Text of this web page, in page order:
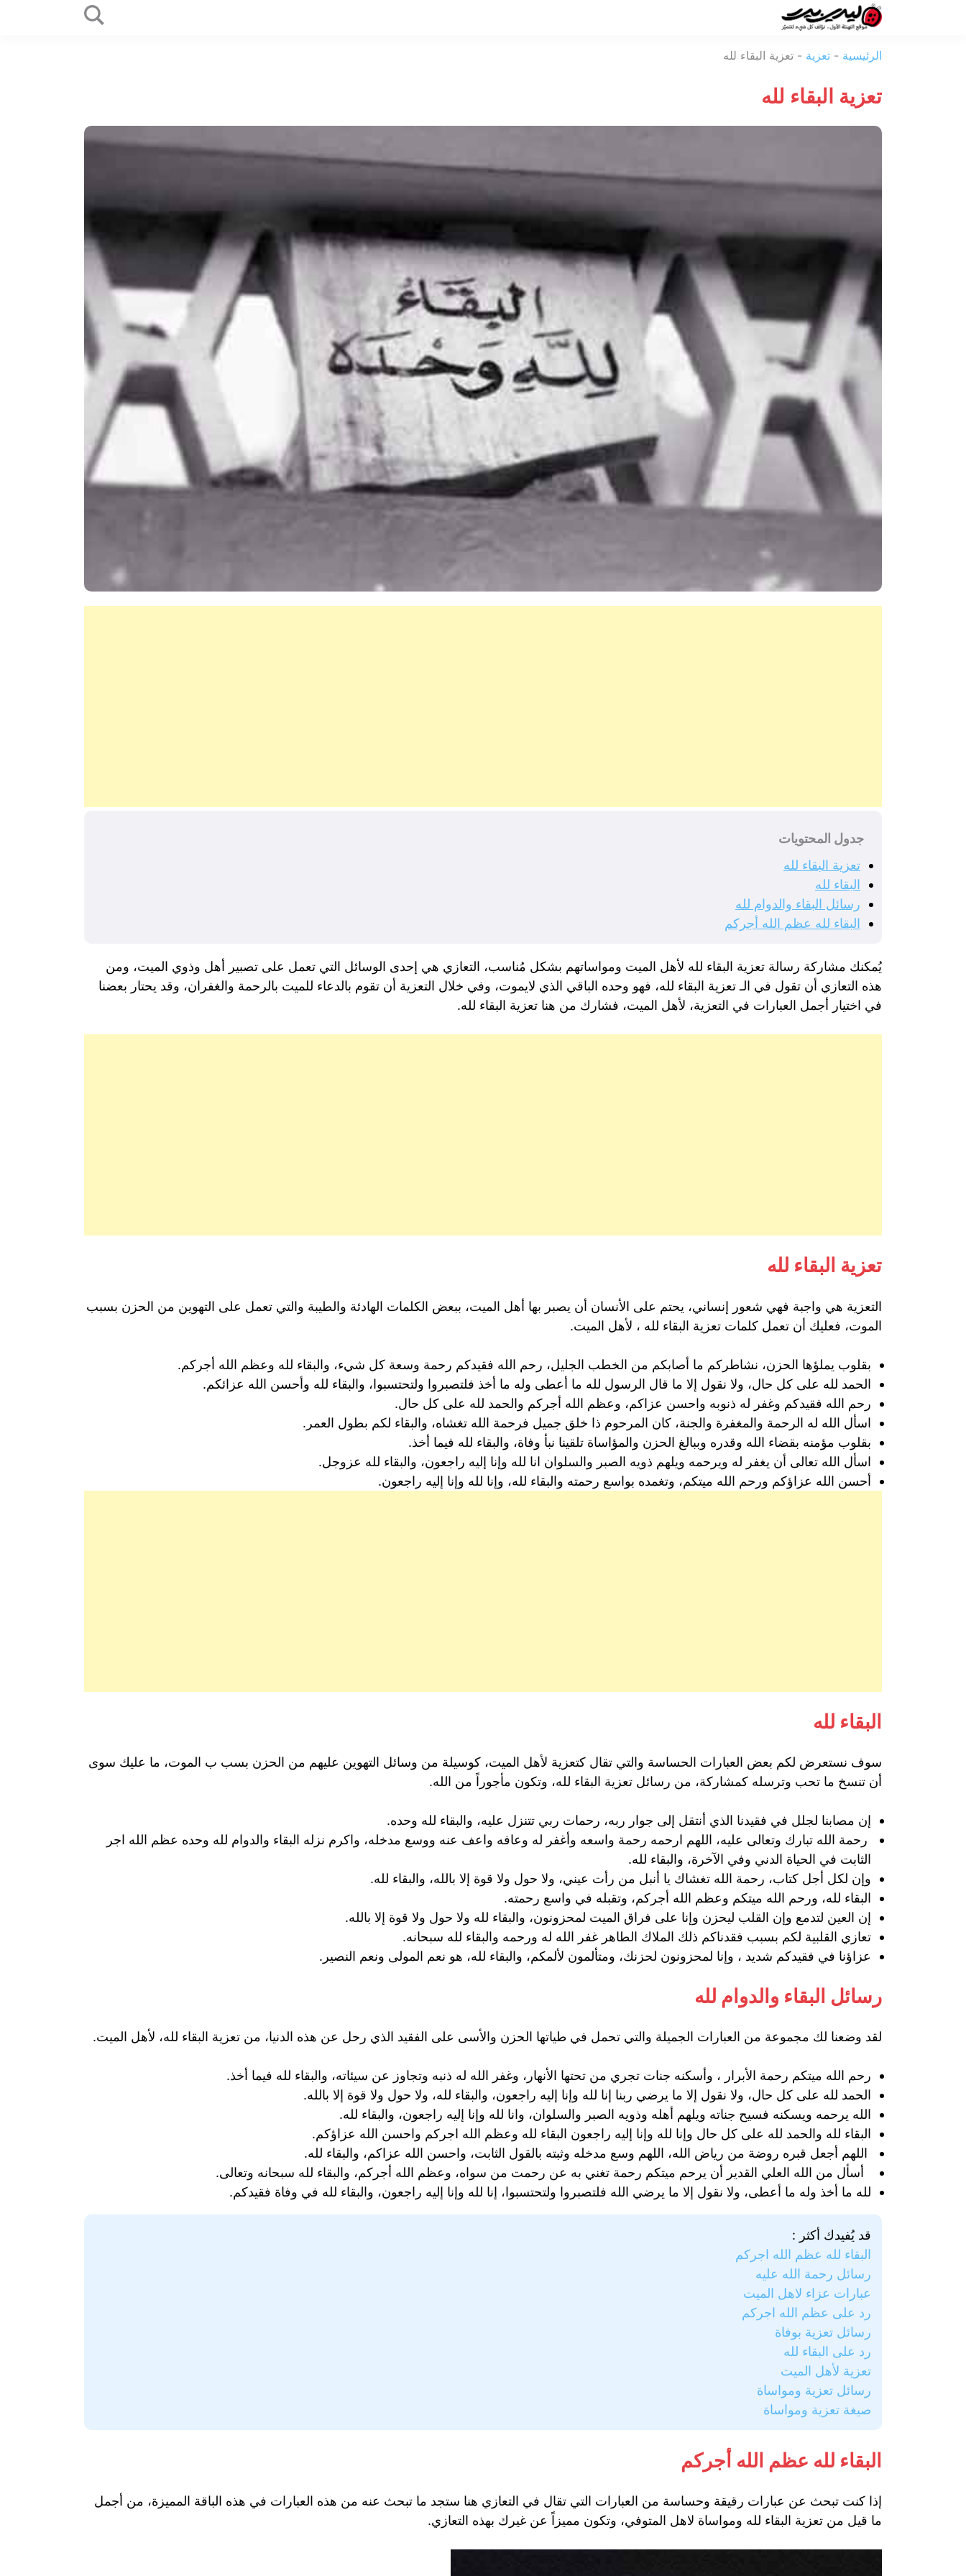
بيرد
الرئيسية - تعزية - تعزية البقاء لله
تعزية البقاء لله
جدول المحتويات
تعزية البقاء لله
البقاء لله
رسائل البقاء والدوام لله
البقاء لله عظم الله أجركم
يُمكنك مشاركة رسالة تعزية البقاء لله لأهل الميت ومواساتهم بشكل مُناسب، التعازي هي إحدى الوسائل التي تعمل على تصبير أهل وذوي الميت، ومن
هذه التعازي أن تقول في الـ تعزية البقاء لله، فهو وحده الباقي الذي لايموت، وفي خلال التعزية أن تقوم بالدعاء للميت بالرحمة والغفران، وقد يحتار بعضنا
في اختيار أجمل العبارات في التعزية، لأهل الميت، فشارك من هنا تعزية البقاء لله.
تعزية البقاء لله
التعزية هي واجبة فهي شعور إنساني، يحتم على الأنسان أن يصبر بها أهل الميت، ببعض الكلمات الهادئة والطيبة والتي تعمل على التهوين من الحزن بسبب
الموت، فعليك أن تعمل كلمات تعزية البقاء لله ، لأهل الميت.
بقلوب يملؤها الحزن، نشاطركم ما أصابكم من الخطب الجليل، رحم الله فقيدكم رحمة وسعة كل شيء، والبقاء لله وعظم الله أجركم.
الحمد لله على كل حال، ولا نقول إلا ما قال الرسول لله ما أعطى وله ما أخذ فلتصبروا ولتحتسبوا، والبقاء لله وأحسن الله عزائكم.
رحم الله فقيدكم وغفر له ذنوبه واحسن عزاكم، وعظم الله أجركم والحمد لله على كل حال.
اسأل الله له الرحمة والمغفرة والجنة، كان المرحوم ذا خلق جميل فرحمة الله تغشاه، والبقاء لكم بطول العمر.
بقلوب مؤمنه بقضاء الله وقدره وببالغ الحزن والمؤاساة تلقينا نبأ وفاة، والبقاء لله فيما أخذ.
اسأل الله تعالى أن يغفر له ويرحمه ويلهم ذويه الصبر والسلوان انا لله وإنا إليه راجعون، والبقاء لله عزوجل.
أحسن الله عزاؤكم ورحم الله ميتكم، وتغمده بواسع رحمته والبقاء لله، وإنا لله وإنا إليه راجعون.
البقاء لله
سوف نستعرض لكم بعض العبارات الحساسة والتي تقال كتعزية لأهل الميت، كوسيلة من وسائل التهوين عليهم من الحزن بسب ب الموت، ما عليك سوى
أن تنسخ ما تحب وترسله كمشاركة، من رسائل تعزية البقاء لله، وتكون مأجوراً من الله.
إن مصابنا لجلل في فقيدنا الذي أنتقل إلى جوار ربه، رحمات ربي تتنزل عليه، والبقاء لله وحده.
رحمة الله تبارك وتعالى عليه، اللهم ارحمه رحمة واسعه وأغفر له وعافه واعف عنه ووسع مدخله، واكرم نزله البقاء والدوام لله وحده عظم الله اجر
الثابت في الحياة الدني وفي الآخرة، والبقاء لله.
وإن لكل أجل كتاب، رحمة الله تغشاك يا أنبل من رأت عيني، ولا حول ولا قوة إلا بالله، والبقاء لله.
البقاء لله، ورحم الله ميتكم وعظم الله أجركم، وتقبله في واسع رحمته.
إن العين لتدمع وإن القلب ليحزن وإنا على فراق الميت لمحزونون، والبقاء لله ولا حول ولا قوة إلا بالله.
تعازي القلبية لكم بسبب فقدناكم ذلك الملاك الطاهر غفر الله له ورحمه والبقاء لله سبحانه.
عزاؤنا في فقيدكم شديد ، وإنا لمحزونون لحزنك، ومتألمون لألمكم، والبقاء لله، هو نعم المولى ونعم النصير.
رسائل البقاء والدوام لله
لقد وضعنا لك مجموعة من العبارات الجميلة والتي تحمل في طياتها الحزن والأسى على الفقيد الذي رحل عن هذه الدنيا، من تعزية البقاء لله، لأهل الميت.
رحم الله ميتكم رحمة الأبرار ، وأسكنه جنات تجري من تحتها الأنهار، وغفر الله له ذنبه وتجاوز عن سيئاته، والبقاء لله فيما أخذ.
الحمد لله على كل حال، ولا نقول إلا ما يرضي ربنا إنا لله وإنا إليه راجعون، والبقاء لله، ولا حول ولا قوة إلا بالله.
الله يرحمه ويسكنه فسيح جناته ويلهم أهله وذويه الصبر والسلوان، وانا لله وإنا إليه راجعون، والبقاء لله.
البقاء لله والحمد لله على كل حال وإنا لله وإنا إليه راجعون البقاء لله وعظم الله اجركم واحسن الله عزاؤكم.
اللهم أجعل قبره روضة من رياض الله، اللهم وسع مدخله وثبته بالقول الثابت، واحسن الله عزاكم، والبقاء لله.
أسأل من الله العلي القدير أن يرحم ميتكم رحمة تغني به عن رحمت من سواه، وعظم الله أجركم، والبقاء لله سبحانه وتعالى.
لله ما أخذ وله ما أعطى، ولا نقول إلا ما يرضي الله فلتصبروا ولتحتسبوا، إنا لله وإنا إليه راجعون، والبقاء لله في وفاة فقيدكم.
قد يُفيدك أكثر :
البقاء لله عظم الله اجركم
رسائل رحمة الله عليه
عبارات عزاء لاهل الميت
رد على عظم الله اجركم
رسائل تعزية بوفاة
رد على البقاء لله
تعزية لأهل الميت
رسائل تعزية ومواساة
صيغة تعزية ومواساة
البقاء لله عظم الله أجركم
إذا كنت تبحث عن عبارات رقيقة وحساسة من العبارات التي تقال في التعازي هنا ستجد ما تبحث عنه من هذه العبارات في هذه الباقة المميزة، من أجمل
ما قيل من تعزية البقاء لله ومواساة لاهل المتوفي، وتكون مميزاً عن غيرك بهذه التعازي.